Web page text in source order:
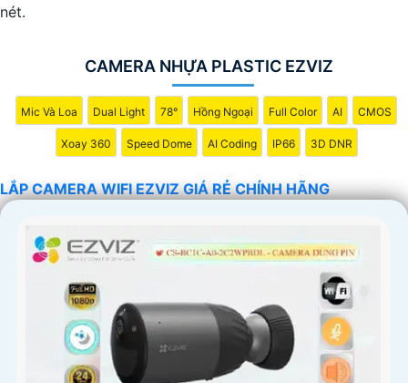
nét.
CAMERA NHỰA PLASTIC EZVIZ
Mic Và Loa Dual Light 78° Hồng Ngoại Full Color AI CMOS
Xoay 360 Speed Dome AI Coding IP66 3D DNR
LẮP CAMERA WIFI EZVIZ GIÁ RẺ CHÍNH HÃNG